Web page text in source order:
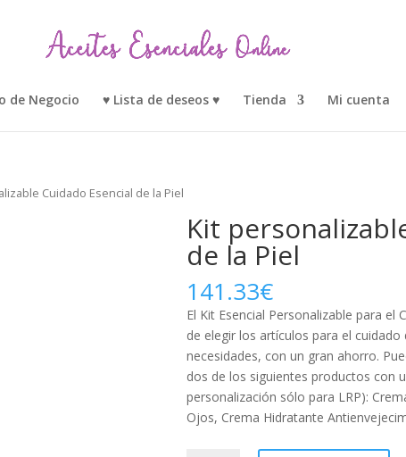
de Negocio ♥ Lista de deseos ♥ Tienda Mi cuenta
Cuidado Esencial de la Piel
Kit
de la Piel
141.33€
El Kit Esencial Personalizable para
de elegir los artículos para el
necesidades, con un gran ahorro.
dos de los siguientes productos con
personalización sólo para LRP):
Ojos, Crema Hidratante